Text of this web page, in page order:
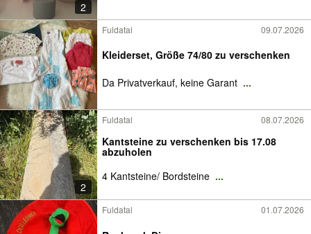
2
Fuldatal 09.07.2026
Kleiderset, Größe 74/80 zu verschenken
Da Privatverkauf, keine Garant ...
2
Fuldatal 08.07.2026
Kantsteine zu verschenken bis 17.08
abzuholen
4 Kantsteine/ Bordsteine ...
Fuldatal 01.07.2026